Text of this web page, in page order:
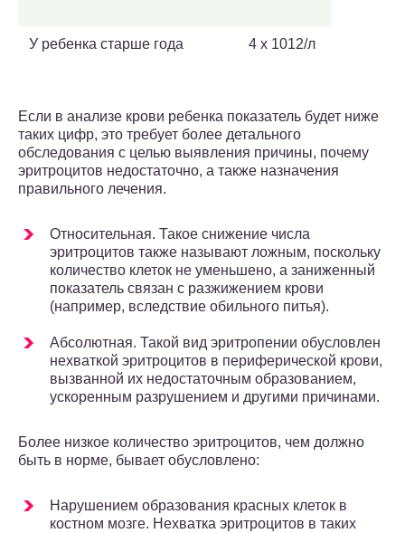
У ребенка старше года 4 х 1012/л
Если в анализе крови ребенка показатель будет ниже
таких цифр, это требует более детального
обследования с целью выявления причины, почему
эритроцитов недостаточно, а также назначения
правильного лечения.
Относительная. Такое снижение числа
эритроцитов также называют ложным, поскольку
количество клеток не уменьшено, а заниженный
показатель связан с разжижением крови
(например, вследствие обильного питья).
Абсолютная. Такой вид эритропении обусловлен
нехваткой эритроцитов в периферической крови,
вызванной их недостаточным образованием,
ускоренным разрушением и другими причинами.
Более низкое количество эритроцитов, чем должно
быть в норме, бывает обусловлено:
Нарушением образования красных клеток в
костном мозге. Нехватка эритроцитов в таких